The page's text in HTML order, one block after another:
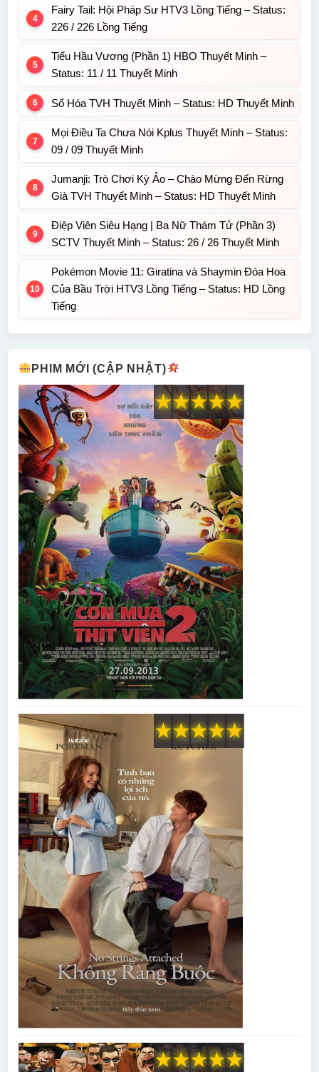
Fairy Tail: Hội Pháp Sư HTV3 Lồng Tiếng – Status:
226 / 226 Lồng Tiếng
Tiểu Hầu Vương (Phần 1) HBO Thuyết Minh –
Status: 11 / 11 Thuyết Minh
Số Hóa TVH Thuyết Minh – Status: HD Thuyết Minh
Mọi Điều Ta Chưa Nói Kplus Thuyết Minh – Status:
09 / 09 Thuyết Minh
Jumanji: Trò Chơi Kỳ Ảo – Chào Mừng Đến Rừng
Già TVH Thuyết Minh – Status: HD Thuyết Minh
Điệp Viên Siêu Hạng | Ba Nữ Thám Tử (Phần 3)
SCTV Thuyết Minh – Status: 26 / 26 Thuyết Minh
Pokémon Movie 11: Giratina và Shaymin Đóa Hoa
Của Bầu Trời HTV3 Lồng Tiếng – Status: HD Lồng
Tiếng
PHIM MỚI (CẬP NHẬT)
★
★
★
★
★
★
★
★
★
★
★
★
★
★
★